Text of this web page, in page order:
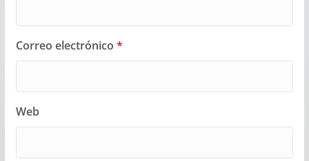
Correo electrónico *
Web